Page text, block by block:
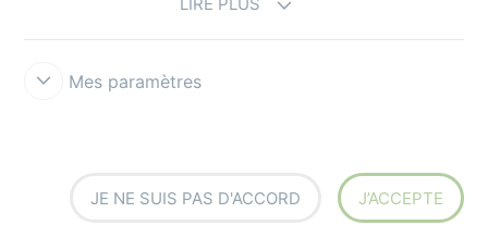
Mes paramètres
JE NE SUIS PAS D'ACCORD J’ACCEPTE